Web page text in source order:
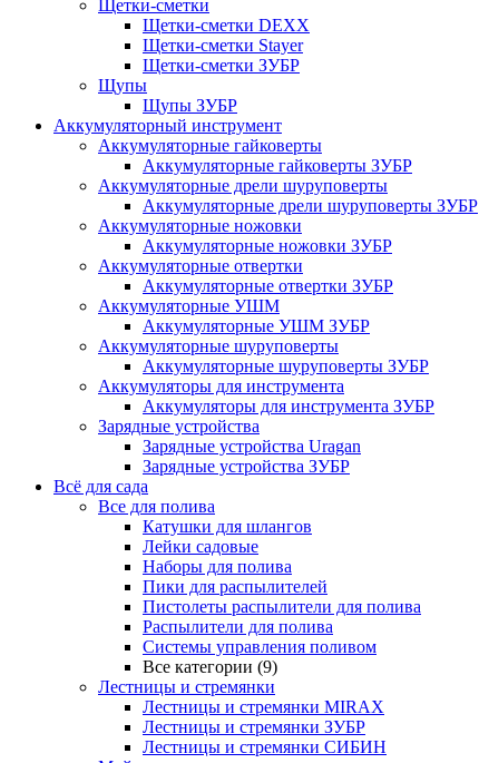
Щетки-сметки
Щетки-сметки DEXX
Щетки-сметки Stayer
Щетки-сметки ЗУБР
Щупы
Щупы ЗУБР
Аккумуляторный инструмент
Аккумуляторные гайковерты
Аккумуляторные гайковерты ЗУБР
Аккумуляторные дрели шуруповерты
Аккумуляторные дрели шуруповерты ЗУБР
Аккумуляторные ножовки
Аккумуляторные ножовки ЗУБР
Аккумуляторные отвертки
Аккумуляторные отвертки ЗУБР
Аккумуляторные УШМ
Аккумуляторные УШМ ЗУБР
Аккумуляторные шуруповерты
Аккумуляторные шуруповерты ЗУБР
Аккумуляторы для инструмента
Аккумуляторы для инструмента ЗУБР
Зарядные устройства
Зарядные устройства Uragan
Зарядные устройства ЗУБР
Всё для сада
Все для полива
Катушки для шлангов
Лейки садовые
Наборы для полива
Пики для распылителей
Пистолеты распылители для полива
Распылители для полива
Системы управления поливом
Все категории (9)
Лестницы и стремянки
Лестницы и стремянки MIRAX
Лестницы и стремянки ЗУБР
Лестницы и стремянки СИБИН